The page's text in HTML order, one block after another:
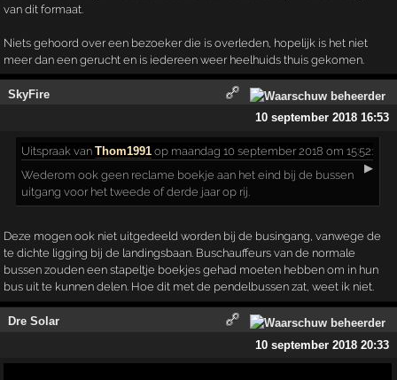
van dit formaat.
Niets gehoord over een bezoeker die is overleden, hopelijk is het niet
meer dan een gerucht en is iedereen weer heelhuids thuis gekomen.
SkyFire
10 september 2018 16:53
Uitspraak vanThom1991 op maandag 10 september 2018 om 15:52:
▶
Wederom ook geen reclame boekje aan het eind bij de bussen
uitgang voor het tweede of derde jaar op rij.
Deze mogen ook niet uitgedeeld worden bij de busingang, vanwege de
te dichte ligging bij de landingsbaan. Buschauffeurs van de normale
bussen zouden een stapeltje boekjes gehad moeten hebben om in hun
bus uit te kunnen delen. Hoe dit met de pendelbussen zat, weet ik niet.
Dre Solar
10 september 2018 20:33